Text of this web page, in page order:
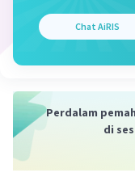
Chat AiRIS
Perdalam
di